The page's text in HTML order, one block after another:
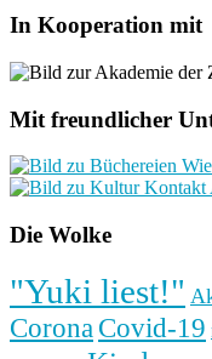
In Kooperation mit
Mit freundlicher
Die Wolke
"Yuki liest!"
Corona Covid-19